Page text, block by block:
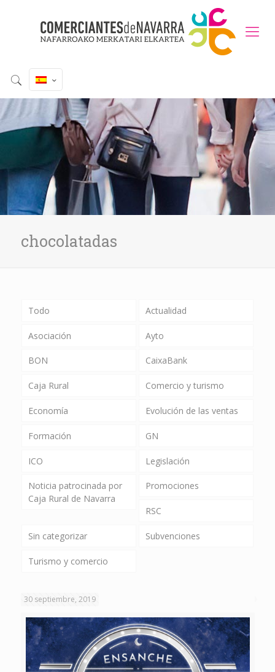
chocolatadas
Todo Actualidad
Asociación Ayto
BON CaixaBank
Caja Rural Comercio y turismo
Economía Evolución de las ventas
Formación GN
ICO Legislación
Noticia patrocinada por
Caja Rural de Navarra
Promociones
RSC
Sin categorizar Subvenciones
Turismo y comercio
30 septiembre, 2019